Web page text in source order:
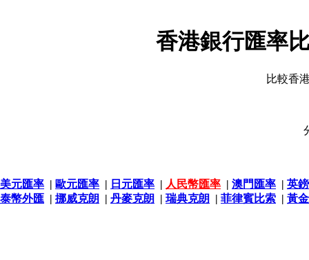
香港銀行匯率
比較香
美元匯率 | 歐元匯率 | 日元匯率 | 人民幣匯率 | 澳門匯率 | 英
泰幣外匯 | 挪威克朗 | 丹麥克朗 | 瑞典克朗 | 菲律賓比索 | 黃